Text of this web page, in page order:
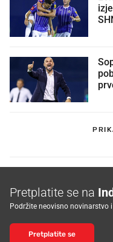
Pretplatite se na
Podržite neovisno novinarstvo
Pretplatite se